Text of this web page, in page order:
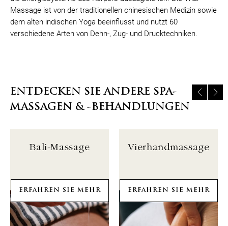
Massage ist von der traditionellen chinesischen Medizin sowie
dem alten indischen Yoga beeinflusst und nutzt 60
verschiedene Arten von Dehn-, Zug- und Drucktechniken.
ENTDECKEN SIE ANDERE SPA-
MASSAGEN & -BEHANDLUNGEN
ERFAHREN SIE MEHR
Bali-Massage
ERFAHREN SIE MEHR
Vierhandmassage